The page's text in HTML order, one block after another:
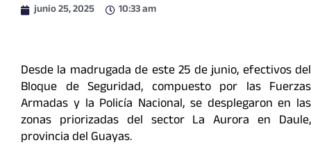
junio 25, 2025 10:33 am
Desde la madrugada de este 25 de junio, efectivos del
Bloque de Seguridad, compuesto por las Fuerzas
Armadas y la Policía Nacional, se desplegaron en las
zonas priorizadas del sector La Aurora en Daule,
provincia del Guayas.